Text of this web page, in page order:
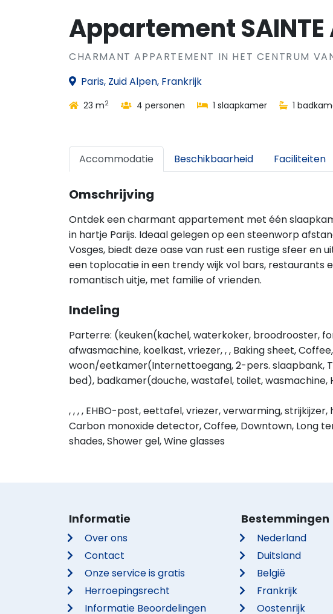
Appartement SAINTE
CHARMANT APPARTEMENT IN HET CENTRUM
Paris, Zuid Alpen, Frankrijk
23 m2 4 personen 1 slaapkamer 1
Accommodatie Beschikbaarheid Faciliteiten
Omschrijving
Ontdek een charmant appartement met één
in hartje Parijs. Ideaal gelegen op een steenworp
Vosges, biedt deze oase van rust een rustige sfeer en
een toplocatie in een trendy wijk vol bars, restaurants
romantisch uitje, met familie of vrienden.
Indeling
Parterre: (keuken(kachel, waterkoker, broodrooster,
afwasmachine, koelkast, vriezer, , , Baking sheet,
woon/eetkamer(Internettoegang, 2-pers. slaapbank,
bed), badkamer(douche, wastafel, toilet, wasmachine,
, , , , EHBO-post, eettafel, vriezer, verwarming, strijkijzer,
Carbon monoxide detector, Coffee, Downtown, Long
shades, Shower gel, Wine glasses
Informatie
Over ons
Contact
Onze service is gratis
Herroepingsrecht
Informatie Beoordelingen
Bestemmingen
Nederland
Duitsland
België
Frankrijk
Oostenrijk